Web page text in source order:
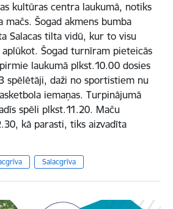
kultūras centra laukumā, notiks
mačs. Šogad akmens bumba
Salacas tilta vidū, kur to visu
Šogad turnīram pieteicās
laukumā plkst.10.00 dosies
spēlētāji, daži no sportistiem nu
iemaņas. Turpinājumā
spēli plkst.11.20. Maču
kā parasti, tiks aizvadīta
Salacgrīva